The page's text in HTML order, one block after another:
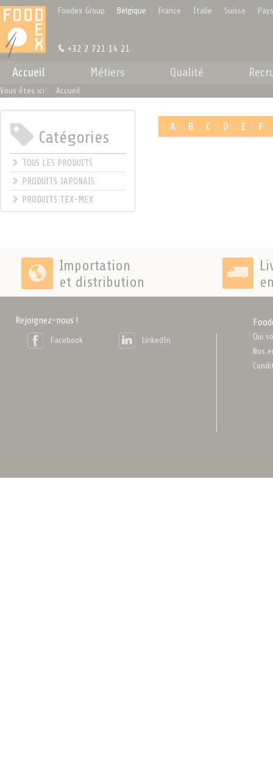
Foodex Group Belgique France Italie Suisse
+32 2 721 14 21
Accueil Métiers Qualité
Vous êtes ici : Accueil
Catégories
TOUS LES PRODUITS
PRODUITS JAPONAIS
PRODUITS TEX-MEX
A . B . C . D . E . F
.
Importation
et distribution
Rejoignez-nous !
Facebook LinkedIn
Qui
Nos
Panneau de gestion des cookies